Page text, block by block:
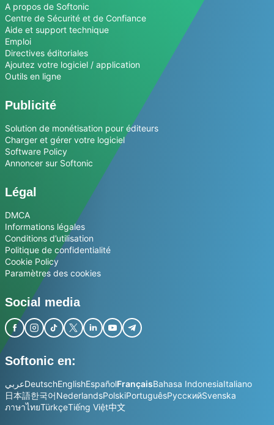
A propos de Softonic
Centre de Sécurité et de Confiance
Aide et support technique
Emploi
Directives éditoriales
Ajoutez votre logiciel / application
Outils en ligne
Publicité
Solution de monétisation pour éditeurs
Charger et gérer votre logiciel
Software Policy
Annoncer sur Softonic
Légal
DMCA
Informations légales
Conditions d’utilisation
Politique de confidentialité
Cookie Policy
Paramètres des cookies
Social media
Softonic en:
عربيDeutschEnglishEspañolFrançaisBahasa IndonesiaItaliano
日本語한국어NederlandsPolskiPortuguêsРусскийSvenska
ภาษาไทยTürkçeTiếng Việt中文